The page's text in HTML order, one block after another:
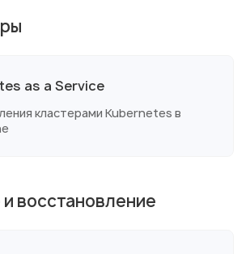
as a Service
кластерами Kubernetes в
восстановление